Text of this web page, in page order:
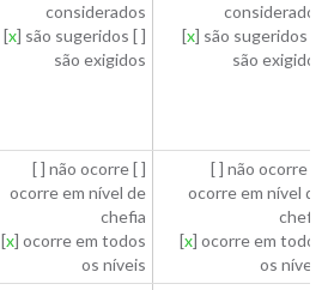
considerados
[x] são sugeridos [ ]
são exigidos
considerados
[x] são sugeridos [ ]
são exigidos
[ ] não ocorre [ ]
ocorre em nível de
chefia
[x] ocorre em todos
os níveis
[ ] não ocorre [ ]
ocorre em nível de
chefia
[x] ocorre em todos
os níveis